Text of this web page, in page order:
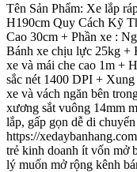
Tên Sản Phẩm: Xe lắp
H190cm Quy Cách Kỹ
Cao 30cm + Phần xe :
Bánh xe chịu lực 25kg +
xe và mái che cao 1m +
sắc nét 1400 DPI +
xe và vách ngăn bên
xương sắt vuông 14mm
lắp, gấp gọn dễ di
https://
trẻ kinh doanh ít vốn mở
lý muốn mở rộng kênh